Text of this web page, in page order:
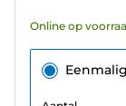
Online op